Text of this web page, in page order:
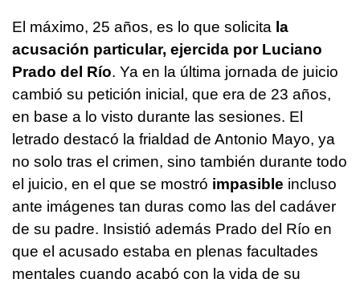
El máximo, 25 años, es lo que solicita la
acusación particular, ejercida por Luciano
Prado del Río. Ya en la última jornada de juicio
cambió su petición inicial, que era de 23 años,
en base a lo visto durante las sesiones. El
letrado destacó la frialdad de Antonio Mayo, ya
no solo tras el crimen, sino también durante todo
el juicio, en el que se mostró impasible incluso
ante imágenes tan duras como las del cadáver
de su padre. Insistió además Prado del Río en
que el acusado estaba en plenas facultades
mentales cuando acabó con la vida de su